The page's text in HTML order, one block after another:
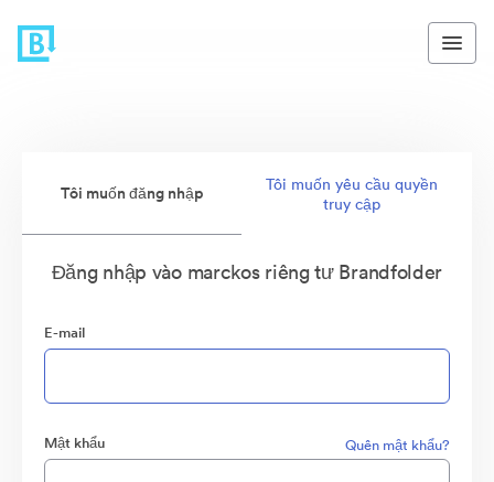
Tôi muốn đăng nhập
Tôi muốn yêu cầu quyền
truy cập
Đăng nhập vào marckos riêng tư Brandfolder
E-mail
Mật khẩu Quên mật khẩu?